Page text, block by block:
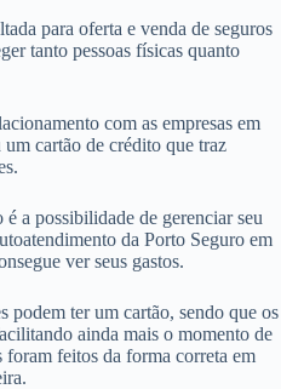
para oferta e venda de seguros
tanto pessoas físicas quanto
com as empresas em
cartão de crédito que traz
a possibilidade de gerenciar seu
da Porto Seguro em
ver seus gastos.
podem ter um cartão, sendo que os
ainda mais o momento de
foram feitos da forma correta em